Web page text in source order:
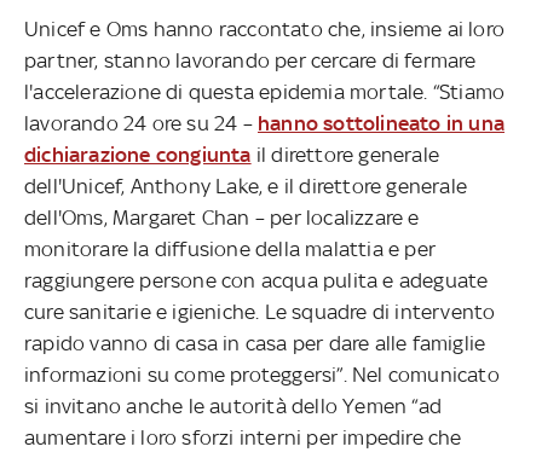
Unicef e Oms hanno raccontato che, insieme ai loro
partner, stanno lavorando per cercare di fermare
l'accelerazione di questa epidemia mortale. “Stiamo
lavorando 24 ore su 24 – hanno sottolineato in una
dichiarazione congiunta il direttore generale
dell'Unicef, Anthony Lake, e il direttore generale
dell'Oms, Margaret Chan – per localizzare e
monitorare la diffusione della malattia e per
raggiungere persone con acqua pulita e adeguate
cure sanitarie e igieniche. Le squadre di intervento
rapido vanno di casa in casa per dare alle famiglie
informazioni su come proteggersi”. Nel comunicato
si invitano anche le autorità dello Yemen “ad
aumentare i loro sforzi interni per impedire che